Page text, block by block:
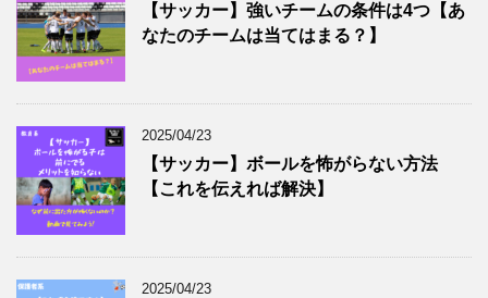
【サッカー】強いチームの条件は4つ【あ
なたのチームは当てはまる？】
2025/04/23
【サッカー】ボールを怖がらない方法
【これを伝えれば解決】
2025/04/23